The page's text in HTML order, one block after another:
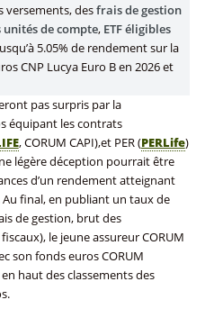
versements, desfrais de gestion
unités de compte, ETF éligibles
5.05% de rendement sur la
CNP Lucya Euro B en 2026 et
pas surpris par la
équipant les contrats
, CORUM CAPI),et PER (PERLife)
légère déception pourrait être
d’un rendement atteignant
final, en publiant un taux de
de gestion, brut des
le jeune assureur CORUM
son fonds euros CORUM
en haut des classements des